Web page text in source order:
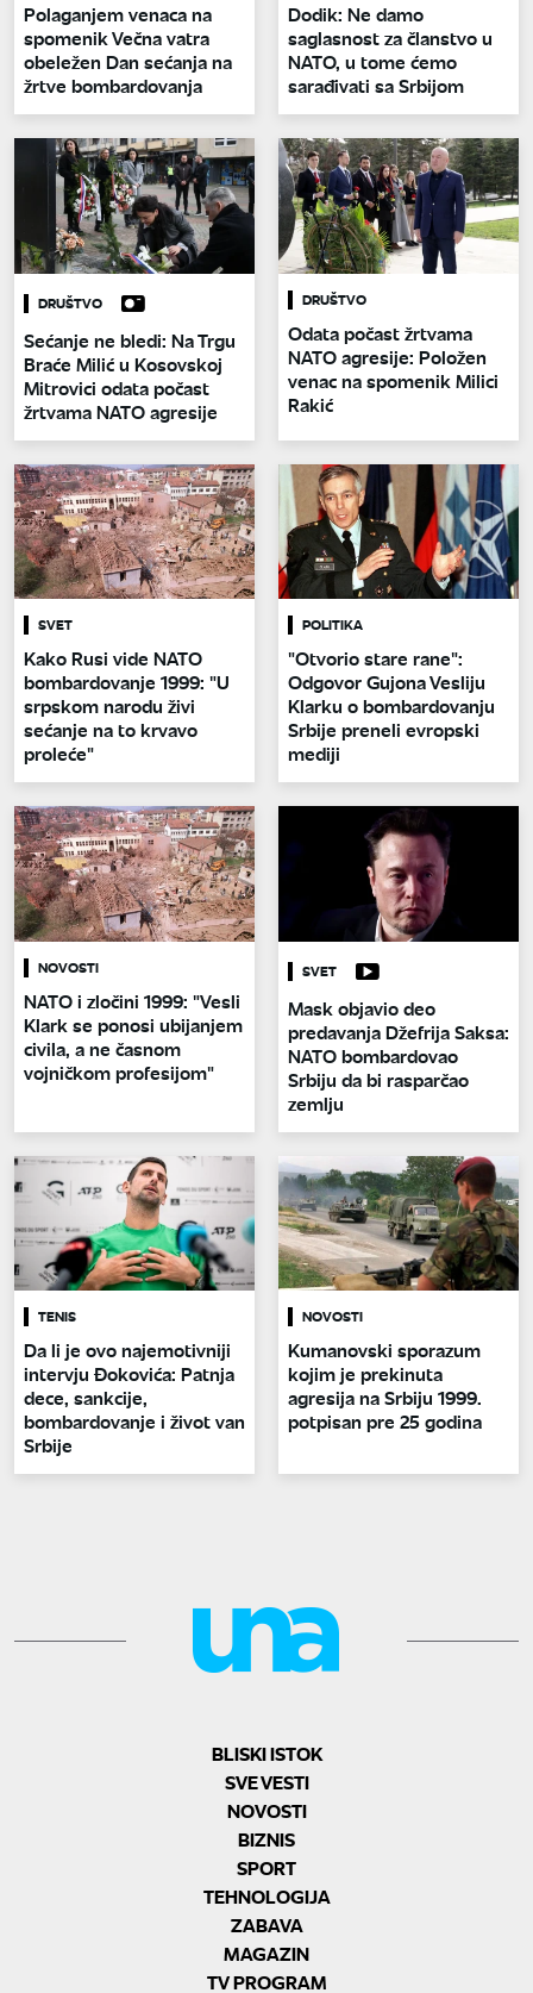
Polaganjem venaca na
spomenik Večna vatra
obeležen Dan sećanja na
žrtve bombardovanja
Dodik: Ne damo
saglasnost za članstvo u
NATO, u tome ćemo
sarađivati sa Srbijom
DRUŠTVO
Sećanje ne bledi: Na Trgu
Braće Milić u Kosovskoj
Mitrovici odata počast
žrtvama NATO agresije
DRUŠTVO
Odata počast žrtvama
NATO agresije: Položen
venac na spomenik Milici
Rakić
SVET
Kako Rusi vide NATO
bombardovanje 1999: "U
srpskom narodu živi
sećanje na to krvavo
proleće"
POLITIKA
"Otvorio stare rane":
Odgovor Gujona Vesliju
Klarku o bombardovanju
Srbije preneli evropski
mediji
NOVOSTI
NATO i zločini 1999: "Vesli
Klark se ponosi ubijanjem
civila, a ne časnom
vojničkom profesijom"
SVET
Mask objavio deo
predavanja Džefrija Saksa:
NATO bombardovao
Srbiju da bi rasparčao
zemlju
TENIS
Da li je ovo najemotivniji
intervju Đokovića: Patnja
dece, sankcije,
bombardovanje i život van
Srbije
NOVOSTI
Kumanovski sporazum
kojim je prekinuta
agresija na Srbiju 1999.
potpisan pre 25 godina
BLISKI ISTOK
SVE VESTI
NOVOSTI
BIZNIS
SPORT
TEHNOLOGIJA
ZABAVA
MAGAZIN
TV PROGRAM